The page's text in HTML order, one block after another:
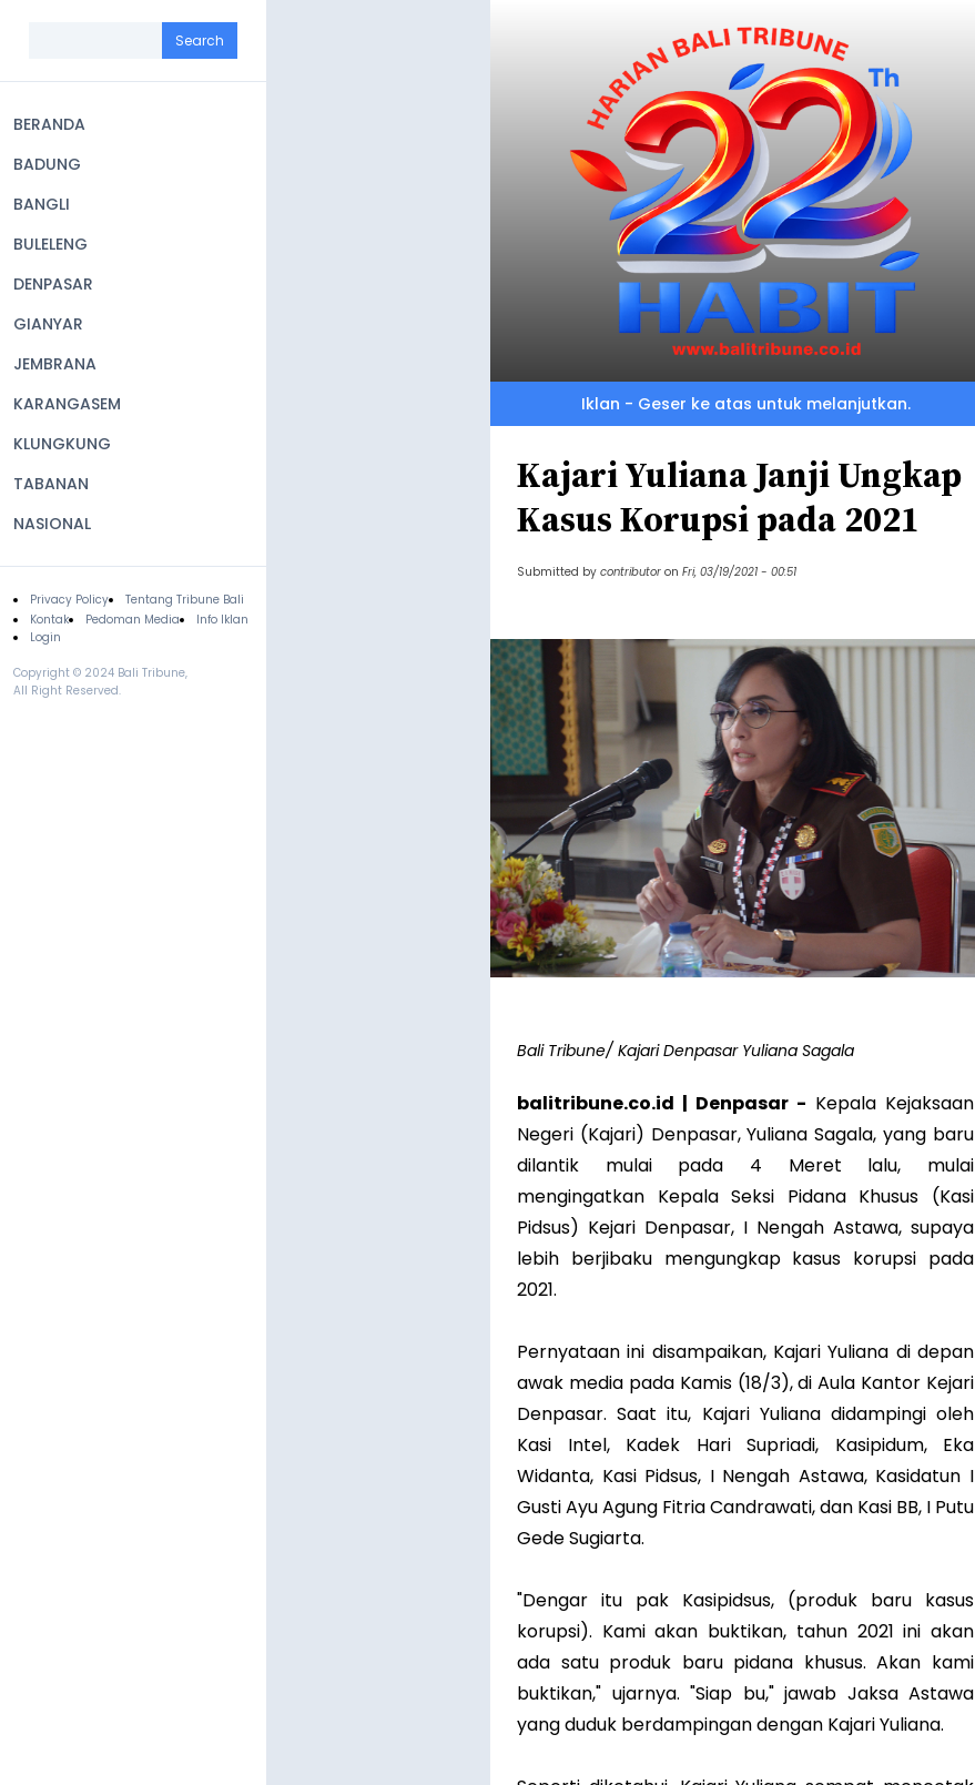
navigation
BERANDA
BADUNG
BANGLI
BULELENG
DENPASAR
GIANYAR
JEMBRANA
KARANGASEM
KLUNGKUNG
TABANAN
NASIONAL
Footer
Privacy Policy
Tentang Tribune Bali
Kontak
Pedoman Media
Info Iklan
Login
Copyright © 2024 Bali Tribune,
All Right Reserved.
Iklan - Geser ke atas untuk melanjutkan.
Kajari Yuliana Janji Ungkap
Kasus Korupsi pada 2021
Submitted by contributor on Fri, 03/19/2021 - 00:51
Bali Tribune/ Kajari Denpasar Yuliana Sagala
balitribune.co.id | Denpasar - Kepala Kejaksaan
Negeri (Kajari) Denpasar, Yuliana Sagala, yang baru
dilantik mulai pada 4 Meret lalu, mulai
mengingatkan Kepala Seksi Pidana Khusus (Kasi
Pidsus) Kejari Denpasar, I Nengah Astawa, supaya
lebih berjibaku mengungkap kasus korupsi pada
2021.
Pernyataan ini disampaikan, Kajari Yuliana di depan
awak media pada Kamis (18/3), di Aula Kantor Kejari
Denpasar. Saat itu, Kajari Yuliana didampingi oleh
Kasi Intel, Kadek Hari Supriadi, Kasipidum, Eka
Widanta, Kasi Pidsus, I Nengah Astawa, Kasidatun I
Gusti Ayu Agung Fitria Candrawati, dan Kasi BB, I Putu
Gede Sugiarta.
"Dengar itu pak Kasipidsus, (produk baru kasus
korupsi). Kami akan buktikan, tahun 2021 ini akan
ada satu produk baru pidana khusus. Akan kami
buktikan," ujarnya. "Siap bu," jawab Jaksa Astawa
yang duduk berdampingan dengan Kajari Yuliana.